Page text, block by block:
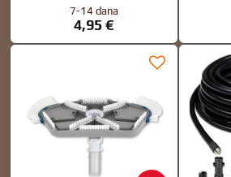
7-14 dana
4,95 €